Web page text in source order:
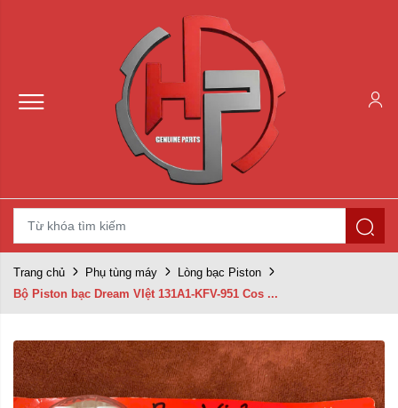
Trang chủ Phụ tùng máy
Lòng bạc Piston
Bộ Piston bạc Dream VIệt 131A1-KFV-951 Cos ...